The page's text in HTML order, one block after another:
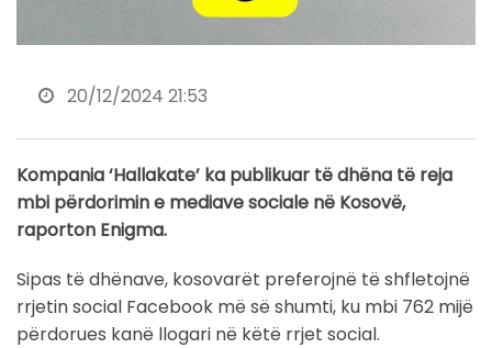
20/12/2024 21:53
Kompania ‘Hallakate’ ka publikuar të dhëna të reja
mbi përdorimin e mediave sociale në Kosovë,
raporton Enigma.
Sipas të dhënave, kosovarët preferojnë të shfletojnë
rrjetin social Facebook më së shumti, ku mbi 762 mijë
përdorues kanë llogari në këtë rrjet social.